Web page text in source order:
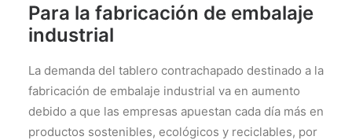
Para la fabricación de embalaje
industrial
La demanda del tablero contrachapado destinado a la
fabricación de embalaje industrial va en aumento
debido a que las empresas apuestan cada día más en
productos sostenibles, ecológicos y reciclables, por